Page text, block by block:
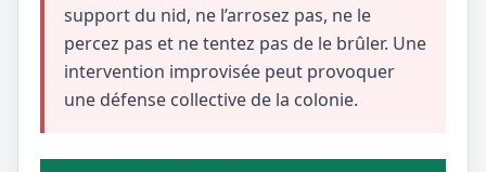
support du nid, ne l’arrosez pas, ne le
percez pas et ne tentez pas de le brûler. Une
intervention improvisée peut provoquer
une défense collective de la colonie.